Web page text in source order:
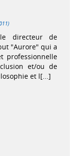
directeur de
"Aurore" qui a
professionnelle
et/ou de
et l[...]